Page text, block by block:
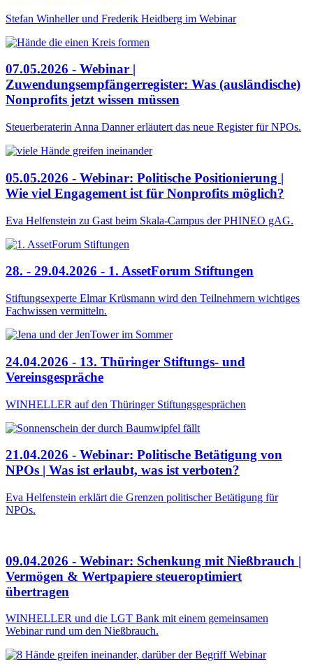
Stefan Winheller und Frederik Heidberg im Webinar
07.05.2026 - Webinar |
Zuwendungsempfängerregister: Was (ausländische)
Nonprofits jetzt wissen müssen
Steuerberaterin Anna Danner erläutert das neue Register für NPOs.
05.05.2026 - Webinar: Politische Positionierung |
Wie viel Engagement ist für Nonprofits möglich?
Eva Helfenstein zu Gast beim Skala-Campus der PHINEO gAG.
28. - 29.04.2026 - 1. AssetForum Stiftungen
Stiftungsexperte Elmar Krüsmann wird den Teilnehmern wichtiges
Fachwissen vermitteln.
24.04.2026 - 13. Thüringer Stiftungs- und
Vereinsgespräche
WINHELLER auf den Thüringer Stiftungsgesprächen
21.04.2026 - Webinar: Politische Betätigung von
NPOs | Was ist erlaubt, was ist verboten?
Eva Helfenstein erklärt die Grenzen politischer Betätigung für
NPOs.
09.04.2026 - Webinar: Schenkung mit Nießbrauch |
Vermögen & Wertpapiere steueroptimiert
übertragen
WINHELLER und die LGT Bank mit einem gemeinsamen
Webinar rund um den Nießbrauch.